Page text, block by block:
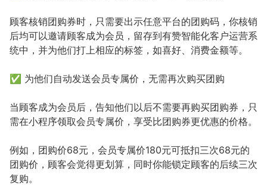
顾客核销团购券时，只需要出示任意平台的团购码，你核销
后均可以邀请顾客成为会员，留存到有赞智能化客户运营系
统中，并为他们打上相应的标签，如喜好、消费金额等。
✅ 为他们自动发送会员专属价，无需再次购买团购
当顾客成为会员后，告知他们以后不需要再购买团购券，只
需在小程序领取会员专属价，享受比团购券更优惠的价格。
例如，团购价68元，会员专属价180元可抵扣三次68元的
团购价，顾客会觉得更划算，同时你能锁定顾客的后续三次
复购。